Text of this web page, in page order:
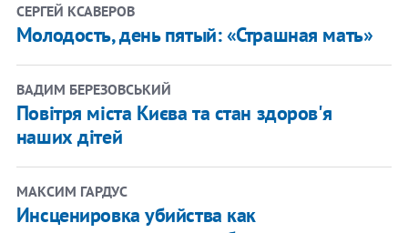
СЕРГЕЙ КСАВЕРОВ
Молодость, день пятый: «Страшная мать»
ВАДИМ БЕРЕЗОВСЬКИЙ
Повітря міста Києва та стан здоров'я
наших дітей
МАКСИМ ГАРДУС
Инсценировка убийства как